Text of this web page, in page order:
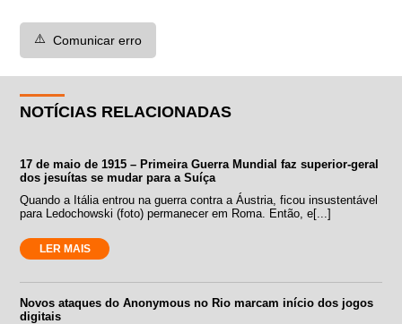
⚠️ Comunicar erro
NOTÍCIAS RELACIONADAS
17 de maio de 1915 – Primeira Guerra Mundial faz superior-geral
dos jesuítas se mudar para a Suíça
Quando a Itália entrou na guerra contra a Áustria, ficou insustentável
para Ledochowski (foto) permanecer em Roma. Então, e[...]
LER MAIS
Novos ataques do Anonymous no Rio marcam início dos jogos
digitais